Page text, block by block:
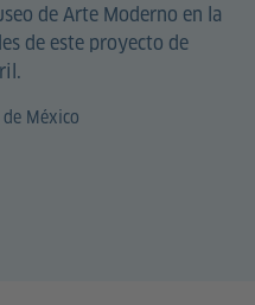
de Arte Moderno en la
de este proyecto de
México